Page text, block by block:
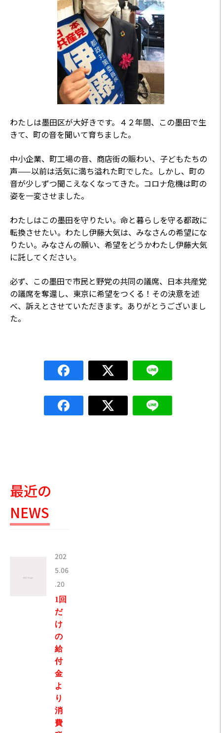
わたしは墨田区が大好きです。４２年間、この墨田で生
きて、町の音を聞いて育ちました。
中小企業、町工場の音、商店街の賑わい、子どもたちの
声——以前は活気に満ち溢れた町でした。しかし、町の
音が少しずつ聞こえなくなってきた。コロナ危機は町の
姿を一変させました。
わたしはこの墨田を守りたい。命と暮らしを守る都政に
転換させたい。わたし伊藤大気は、みなさんの希望にな
りたい。みなさんの願い、希望をどうかわたし伊藤大気
に託してください。
必ず、この墨田で市民と野党の共同の議席、日本共産党
の議席を奪還し、東京に希望をつくる！その決意を述
べ、訴えとさせていただきます。ありがとうございまし
た。
最近の
NEWS
202
5.06
.20
1回
だ
け
の
給
付
金
よ
り
消
費